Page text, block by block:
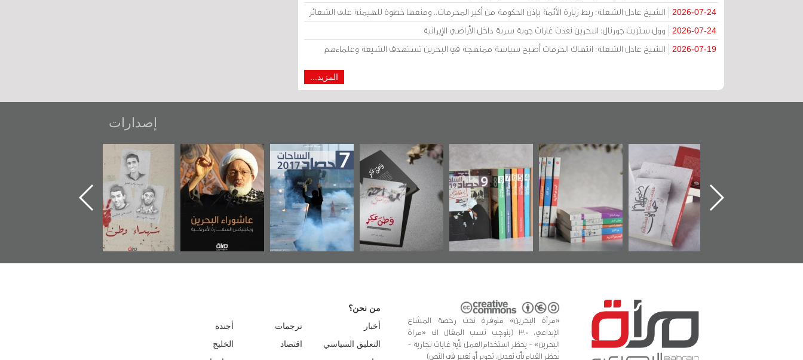
2026-07-24 الشيخ عادل الشعلة: ربط زيارة الأئمة بإذن الحكومة من أكبر المحرمات.. ومنعها خطوة للهيمنة على الشعائر
2026-07-24 وول ستريت جورنال: البحرين نفذت غارات جوية سرية داخل الأراضي الإيرانية
2026-07-19 الشيخ عادل الشعلة: انتهاك الحرمات أصبح سياسة ممنهجة في البحرين تستهدف الشيعة وعلماءهم
المزيد...
إصدارات
السهلاوي في ذكراه
"حماة الباب الأخير":
الإصدار الأول عن
اعتصام الدراز
وأحداث ساحة
الفداء لمركز أوال
للدراسات والتوثيق
تصنيف موضوعي
للوثائق البريطانية
يقدمه «مركز أوال»
في سلسلة من 5
كتب
تصدر حصاد
الساحات 2019
«وطن عكر» رواية
جديدة لمعتقل
عسكري تصدر عن
«مرآة البحرين»
حصاد 2017
عاشوراء البحرين...
ويكيليكس السفارة
الأمريكية
شهداء وطن
«مرآة البحرين» متوفرة تحت رخصة المشاع
الإبداعي، 3.0 (يتوجب نسب المقال الى «مراة
البحرين» - يحظر استخدام العمل لأية غايات تجارية -
يُحظر القيام بأي تعديل، تحوير أو تغيير في النص)
من نحن؟
أخبار
التعليق السياسي
ترجمات
اقتصاد
أجندة
الخليج